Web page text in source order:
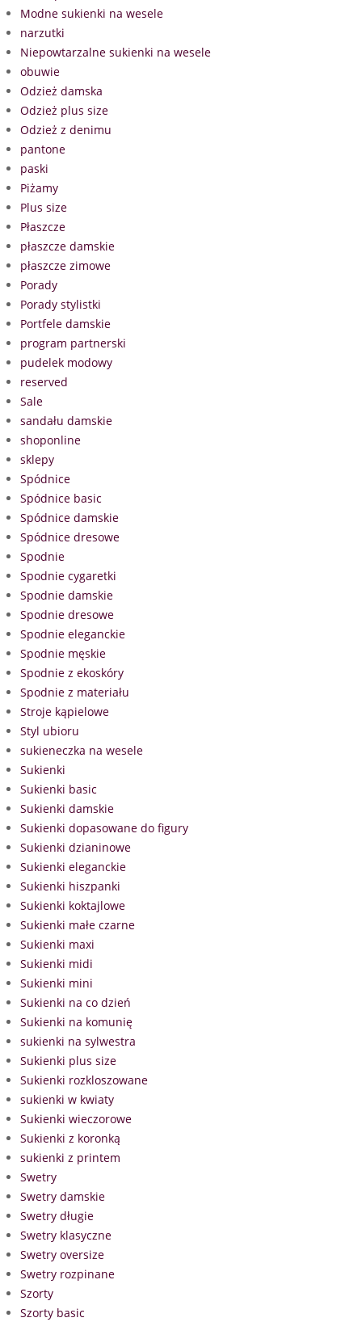
Modne sukienki na wesele
narzutki
Niepowtarzalne sukienki na wesele
obuwie
Odzież damska
Odzież plus size
Odzież z denimu
pantone
paski
Piżamy
Plus size
Płaszcze
płaszcze damskie
płaszcze zimowe
Porady
Porady stylistki
Portfele damskie
program partnerski
pudelek modowy
reserved
Sale
sandału damskie
shoponline
sklepy
Spódnice
Spódnice basic
Spódnice damskie
Spódnice dresowe
Spodnie
Spodnie cygaretki
Spodnie damskie
Spodnie dresowe
Spodnie eleganckie
Spodnie męskie
Spodnie z ekoskóry
Spodnie z materiału
Stroje kąpielowe
Styl ubioru
sukieneczka na wesele
Sukienki
Sukienki basic
Sukienki damskie
Sukienki dopasowane do figury
Sukienki dzianinowe
Sukienki eleganckie
Sukienki hiszpanki
Sukienki koktajlowe
Sukienki małe czarne
Sukienki maxi
Sukienki midi
Sukienki mini
Sukienki na co dzień
Sukienki na komunię
sukienki na sylwestra
Sukienki plus size
Sukienki rozkloszowane
sukienki w kwiaty
Sukienki wieczorowe
Sukienki z koronką
sukienki z printem
Swetry
Swetry damskie
Swetry długie
Swetry klasyczne
Swetry oversize
Swetry rozpinane
Szorty
Szorty basic